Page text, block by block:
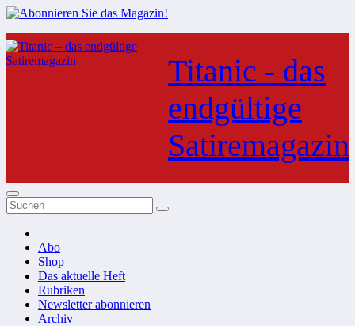
Zum
Inhalt
springen
Titanic - das
endgültige
Satiremagazin
Abo
Shop
Das aktuelle Heft
Rubriken
Newsletter abonnieren
Archiv